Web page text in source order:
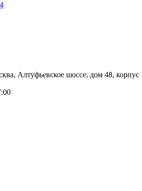
Алтуфьевское шоссе, дом 48, корпус